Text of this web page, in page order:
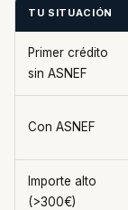
TU SITUACIÓN
Primer crédito
sin ASNEF
Con ASNEF
Importe alto
(>300€)